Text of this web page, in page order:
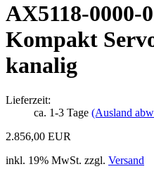
AX5118-0000-
Kompakt
kanalig
Lieferzeit:
ca. 1-3 Tage (Ausland
2.856,00 EUR
inkl. 19% MwSt. zzgl. Versand